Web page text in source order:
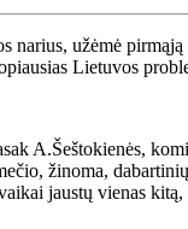
narius, užėmė
Lietuvos
A.Šeštokienės,
žinoma,
jaustų vienas